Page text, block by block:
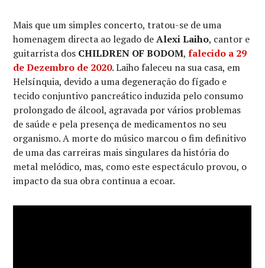
Mais que um simples concerto, tratou-se de uma
homenagem directa ao legado deAlexi Laiho, cantor e
guitarrista dos CHILDREN OF BODOM,falecido a 29
de Dezembro de 2020. Laiho faleceu na sua casa, em
Helsínquia, devido a uma degeneração do fígado e
tecido conjuntivo pancreático induzida pelo consumo
prolongado de álcool, agravada por vários problemas
de saúde e pela presença de medicamentos no seu
organismo. A morte do músico marcou o fim definitivo
de uma das carreiras mais singulares da história do
metal melódico, mas, como este espectáculo provou, o
impacto da sua obra continua a ecoar.